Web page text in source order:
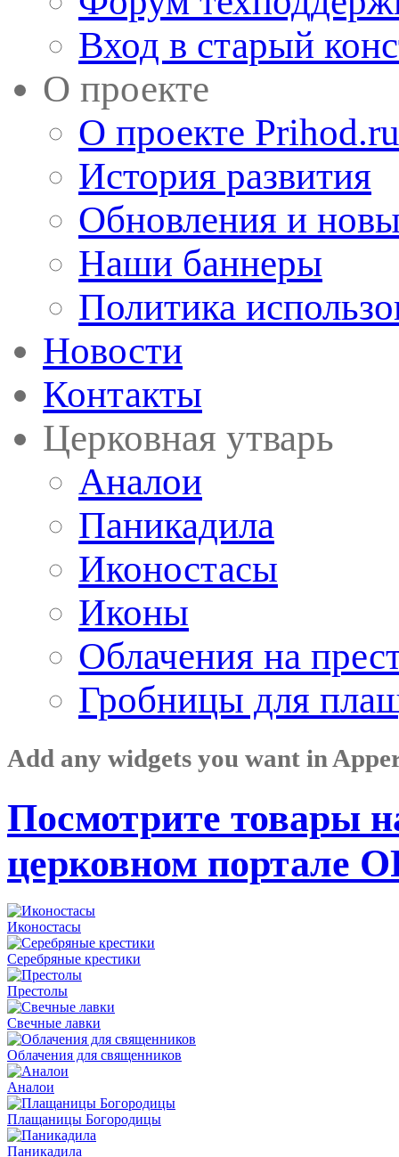
Вход в старый
О проекте
О проекте Prihod.ru
История развития
Обновления и
Наши баннеры
Политика
Новости
Контакты
Церковная утварь
Аналои
Паникадила
Иконостасы
Иконы
Облачения на
Гробницы для
Add any widgets you want in
Посмотрите товары
церковном портале
Иконостасы
Серебряные крестики
Престолы
Свечные лавки
Облачения для священников
Аналои
Плащаницы Богородицы
Паникадила